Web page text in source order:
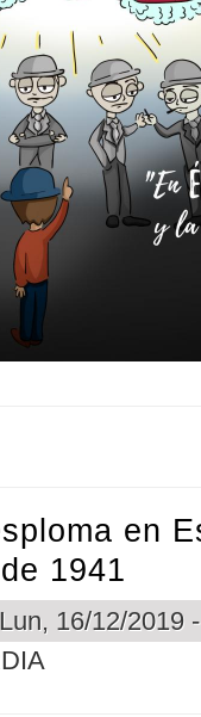
en
1941
16/12/2019